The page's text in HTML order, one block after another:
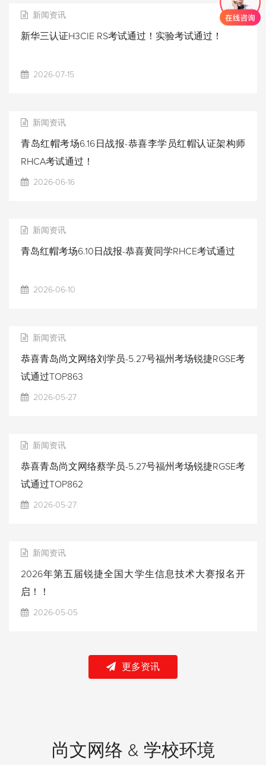
新闻资讯
新华三认证H3CIE RS考试通过！实验考试通过！
2026-07-15
新闻资讯
青岛红帽考场6.16日战报-恭喜李学员红帽认证架构师
RHCA考试通过！
2026-06-16
新闻资讯
青岛红帽考场6.10日战报-恭喜黄同学RHCE考试通过
2026-06-10
新闻资讯
恭喜青岛尚文网络刘学员-5.27号福州考场锐捷RGSE考
试通过TOP863
2026-05-27
新闻资讯
恭喜青岛尚文网络蔡学员-5.27号福州考场锐捷RGSE考
试通过TOP862
2026-05-27
新闻资讯
2026年第五届锐捷全国大学生信息技术大赛报名开
启！！
2026-05-05
更多资讯
尚文网络 & 学校环境